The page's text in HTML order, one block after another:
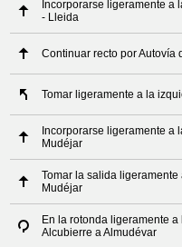
Incorporarse ligeramente a
- Lleida
Continuar recto por Autovía
Tomar ligeramente a la
Incorporarse ligeramente a
Mudéjar
Tomar la salida
Mudéjar
En la rotonda ligeramente
Alcubierre a Almudévar